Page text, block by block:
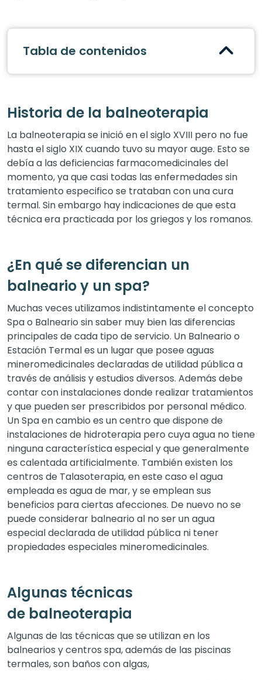
Tabla de contenidos
Historia de la balneoterapia
La balneoterapia se inició en el siglo XVIII pero no fue
hasta el siglo XIX cuando tuvo su mayor auge. Esto se
debía a las deficiencias farmacomedicinales del
momento, ya que casi todas las enfermedades sin
tratamiento especifico se trataban con una cura
termal. Sin embargo hay indicaciones de que esta
técnica era practicada por los griegos y los romanos.
¿En qué se diferencian un
balneario y un spa?
Muchas veces utilizamos indistintamente el concepto
Spa o Balneario sin saber muy bien las diferencias
principales de cada tipo de servicio. Un Balneario o
Estación Termal es un lugar que posee aguas
mineromedicinales declaradas de utilidad pública a
través de análisis y estudios diversos. Además debe
contar con instalaciones donde realizar tratamientos
y que pueden ser prescribidos por personal médico.
Un Spa en cambio es un centro que dispone de
instalaciones de hidroterapia pero cuya agua no tiene
ninguna característica especial y que generalmente
es calentada artificialmente. También existen los
centros de Talasoterapia, en este caso el agua
empleada es agua de mar, y se emplean sus
beneficios para ciertas afecciones. De nuevo no se
puede considerar balneario al no ser un agua
especial declarada de utilidad pública ni tener
propiedades especiales mineromedicinales.
Algunas técnicas
de balneoterapia
Algunas de las técnicas que se utilizan en los
balnearios y centros spa, además de las piscinas
termales, son baños con algas,